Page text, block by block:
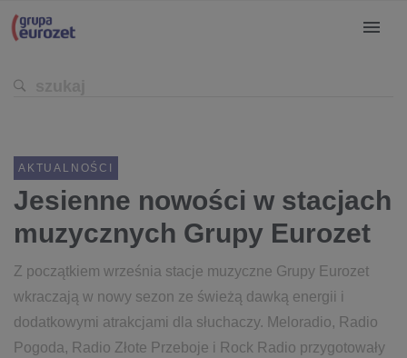
AKTUALNOŚCI
Jesienne nowości w stacjach
muzycznych Grupy Eurozet
Z początkiem września stacje muzyczne Grupy Eurozet
wkraczają w nowy sezon ze świeżą dawką energii i
dodatkowymi atrakcjami dla słuchaczy. Meloradio, Radio
Pogoda, Radio Złote Przeboje i Rock Radio przygotowały